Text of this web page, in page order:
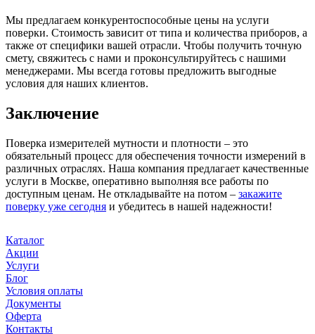
Мы предлагаем конкурентоспособные цены на услуги
поверки. Стоимость зависит от типа и количества приборов, а
также от специфики вашей отрасли. Чтобы получить точную
смету, свяжитесь с нами и проконсультируйтесь с нашими
менеджерами. Мы всегда готовы предложить выгодные
условия для наших клиентов.
Заключение
Поверка измерителей мутности и плотности – это
обязательный процесс для обеспечения точности измерений в
различных отраслях. Наша компания предлагает качественные
услуги в Москве, оперативно выполняя все работы по
доступным ценам. Не откладывайте на потом – закажите
поверку уже сегодня и убедитесь в нашей надежности!
Каталог
Акции
Услуги
Блог
Условия оплаты
Документы
Оферта
Контакты